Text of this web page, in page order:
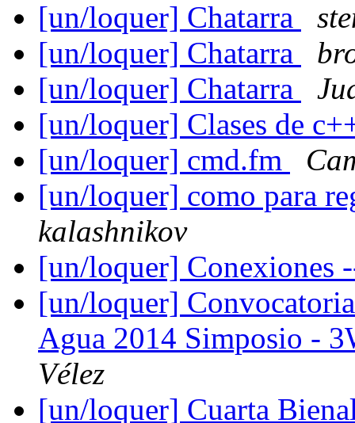
[un/loquer] Chatarra
[un/loquer] Chatarra
[un/loquer] Chatarra
[un/loquer] Clases de
[un/loquer] cmd.fm
[un/loquer] como para
kalashnikov
[un/loquer]
[un/loquer]
Agua 2014 Simposio -
Vélez
[un/loquer] Cuarta